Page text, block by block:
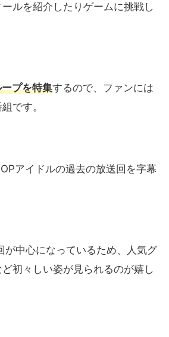
ルを紹介したりゲームに挑戦し
プを特集するので、ファンには
です。
アイドルの過去の放送回を字幕
が中心になっているため、人気グ
初々しい姿が見られるのが嬉し